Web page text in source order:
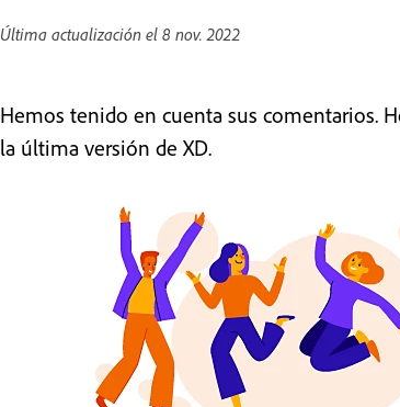
Última actualización el 8 nov. 2022
Hemos tenido en cuenta sus comentarios.
la última versión de XD.